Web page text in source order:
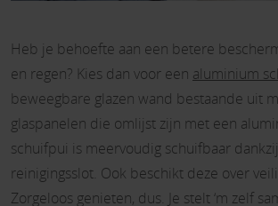
Heb je behoefte aan een betere
en regen? Kies dan voor een aluminium
beweegbare glazen wand bestaande uit
glaspanelen die omlijst zijn met een
schuifpui is meervoudig schuifbaar
reinigingsslot. Ook beschikt deze over
Zorgeloos genieten, dus. Je stelt ‘m zelf